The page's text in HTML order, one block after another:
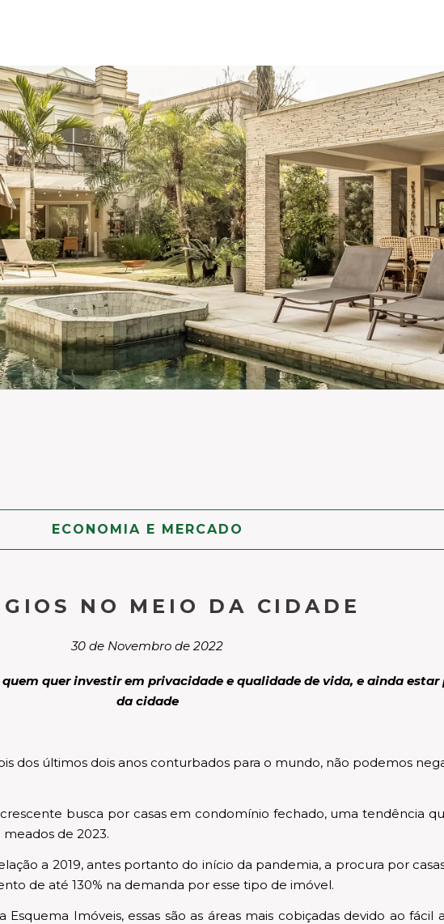
ECONOMIA E MERCADO
NO MEIO DA CIDADE
30 de Novembro de 2022
quer investir em privacidade e qualidade de vida, e ainda
da cidade
dos últimos dois anos conturbados para o mundo, não podemos
busca por casas em condomínio fechado, uma tendência
de 2023.
a 2019, antes portanto do início da pandemia, a procura por
de até 130% na demanda por esse tipo de imóvel.
Esquema Imóveis, essas são as áreas mais cobiçadas devido ao fácil